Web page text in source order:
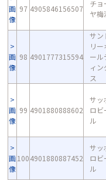
画
像
97 4905846156507
チョ
ヤ梅
画
像
98 4901777315594
サン
リー
ール
ィン
ス
画
像
99 4901880888602
サッ
ロビ
ル
画
像
1004901880887452
サッ
ロビ
ル